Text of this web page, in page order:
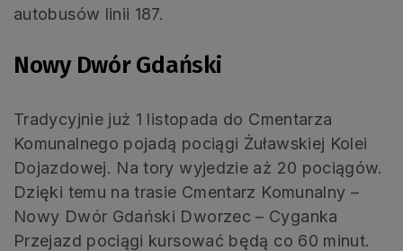
autobusów linii 187.
Nowy Dwór Gdański
Tradycyjnie już 1 listopada do Cmentarza
Komunalnego pojadą pociągi Żuławskiej Kolei
Dojazdowej. Na tory wyjedzie aż 20 pociągów.
Dzięki temu na trasie Cmentarz Komunalny –
Nowy Dwór Gdański Dworzec – Cyganka
Przejazd pociągi kursować będą co 60 minut.